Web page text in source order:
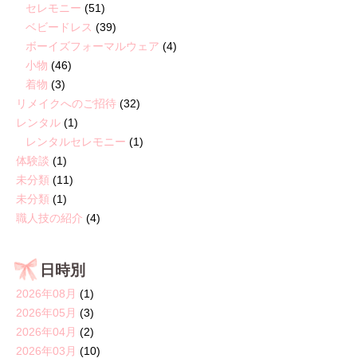
セレモニー (51)
ベビードレス (39)
ボーイズフォーマルウェア (4)
小物 (46)
着物 (3)
リメイクへのご招待 (32)
レンタル (1)
レンタルセレモニー (1)
体験談 (1)
未分類 (11)
未分類 (1)
職人技の紹介 (4)
日時別
2026年08月 (1)
2026年05月 (3)
2026年04月 (2)
2026年03月 (10)